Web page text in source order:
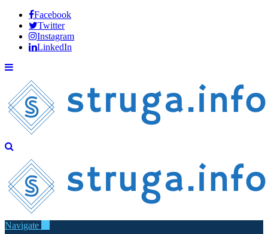
Facebook
Twitter
Instagram
LinkedIn
Navigate